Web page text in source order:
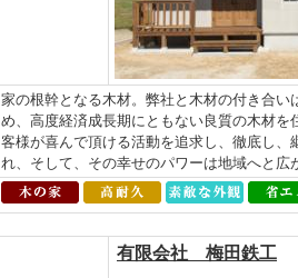
家の根幹となる木材。弊社と木材の付き合
め、高度経済成長期にともない良質の木材
客様が喜んで頂ける活動を追求し、徹底し
れ、そして、その幸せのパワーは地域へと
有限会社 梅田鉄工